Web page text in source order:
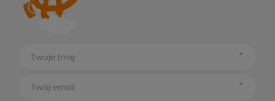
Twoje Imię
Twój email